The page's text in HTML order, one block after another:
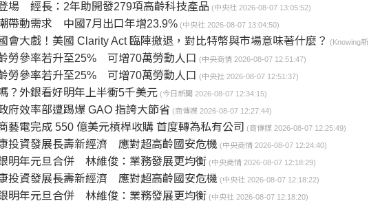
場 經長：2年助開發279項高齡科技產品 (中央社 2026-08-07 13:05:52)
帶動需求 中國7月出口年增23.9% (中央社 2026-08-07 13:04:50)
會大戲！美國 Clarity Act 臨陣撤退，對比特幣與市場意味著什麼？ (Knowing新聞 2026-08-07 13:00:00)
勞參率若升至25% 可增70萬勞動人口 (中央商情 2026-08-07 12:51:47)
勞參率若升至25% 可增70萬勞動人口 (中央社 2026-08-07 12:51:37)
？外銀看好明年上半衝5千美元 (今日新聞 2026-08-07 12:34:15)
府效率部遭踢爆 GAO 指誇大節省 (商傳媒 2026-08-07 12:27:44)
藝電完成 550 億美元槓桿收購 首度轉為私有公司 (商傳媒 2026-08-07 12:25:49)
投資發展長壽新經濟 應對超高齡國安危機 (中央商情 2026-08-07 12:24:40)
明年元旦合併 林維俊：業務發展更均衡 (中央商情 2026-08-07 12:18:29)
投資發展長壽新經濟 應對超高齡國安危機 (中央社 2026-08-07 12:18:22)
明年元旦合併 林維俊：業務發展更均衡 (中央社 2026-08-07 12:18:20)